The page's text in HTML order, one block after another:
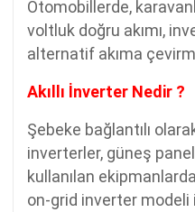
Otomobillerde,
voltluk doğru akımı,
alternatif akıma
Akıllı İnverter Nedir ?
Şebeke bağlantılı
inverterler, güneş
kullanılan
on-grid inverter modeli